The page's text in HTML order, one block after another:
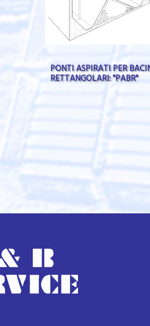
PONTI ASPIRATI PER
RETTANGOLARI: "PABR"